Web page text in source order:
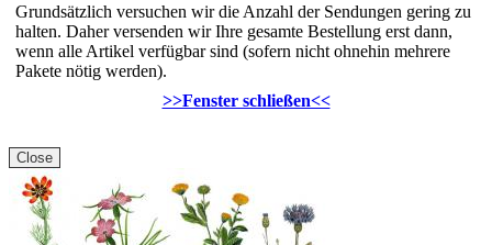
Grundsätzlich versuchen wir die Anzahl der Sendungen gering zu
halten. Daher versenden wir Ihre gesamte Bestellung erst dann,
wenn alle Artikel verfügbar sind (sofern nicht ohnehin mehrere
Pakete nötig werden).
>>Fenster schließen<<
Close